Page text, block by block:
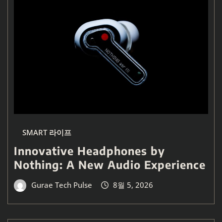
SMART 라이프
Innovative Headphones by
Nothing: A New Audio Experience
Gurae Tech Pulse 8월 5, 2026